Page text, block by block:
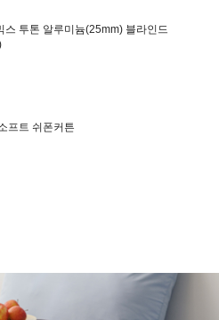
스 투톤 알루미늄(25mm) 블라인드
프트 쉬폰커튼